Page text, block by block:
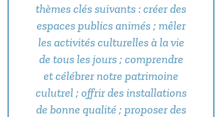
thèmes clés suivants : créer des
espaces publics animés ; mêler
les activités culturelles à la vie
de tous les jours ; comprendre
et célébrer notre patrimoine
culutrel ; offrir des installations
de bonne qualité ; proposer des